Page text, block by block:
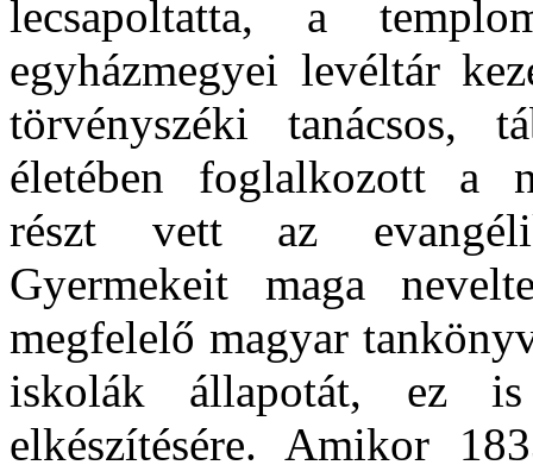
lecsapoltatta, a
egyházmegyei levéltár
törvényszéki tanácsos,
életében foglalkozott a
részt vett az
Gyermekeit maga
megfelelő magyar
iskolák állapotát, ez is
elkészítésére. Amikor